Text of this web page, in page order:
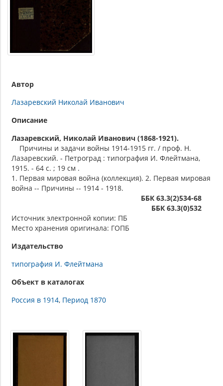
Автор
Лазаревский Николай Иванович
Описание
Лазаревский, Николай Иванович (1868-1921).
Причины и задачи войны 1914-1915 гг. / проф. Н.
Лазаревский. - Петроград : типография И. Флейтмана,
1915. - 64 с. ; 19 см .
1. Первая мировая война (коллекция). 2. Первая мировая
война -- Причины -- 1914 - 1918.
ББК 63.3(2)534-68
ББК 63.3(0)532
Источник электронной копии: ПБ
Место хранения оригинала: ГОПБ
Издательство
типография И. Флейтмана
Объект в каталогах
Россия в 1914 Период 1870